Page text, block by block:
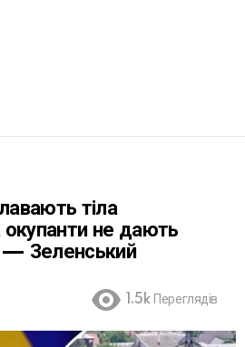
тіла
окупанти не дають
Зеленський
1.5k Переглядів